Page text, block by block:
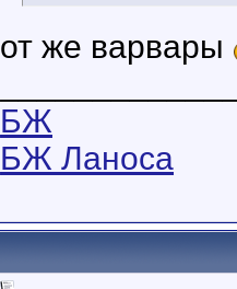
от же варвары
БЖ
БЖ Ланоса